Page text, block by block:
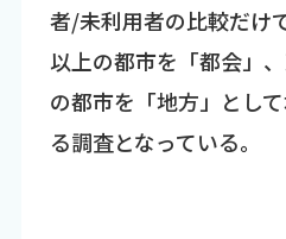
者/未利用者の比較だけ
以上の都市を「都会」
の都市を「地方」とし
る調査となっている。